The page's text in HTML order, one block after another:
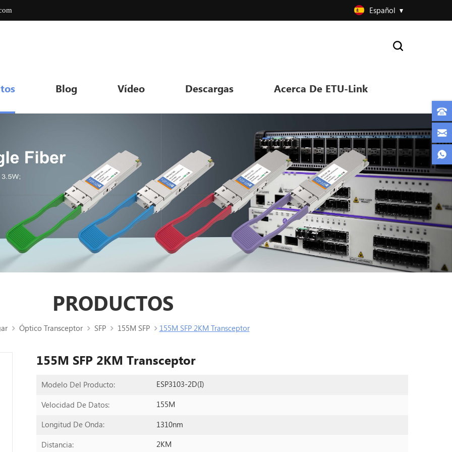
Español
Blog Vídeo Descargas Acerca De ETU-Link
PRODUCTOS
Óptico Transceptor SFP 155M SFP 155M SFP 2KM Transceptor
155M SFP 2KM Transceptor
Modelo Del Producto: ESP3103-2D(I)
Velocidad De Datos: 155M
Longitud De Onda: 1310nm
Distancia: 2KM